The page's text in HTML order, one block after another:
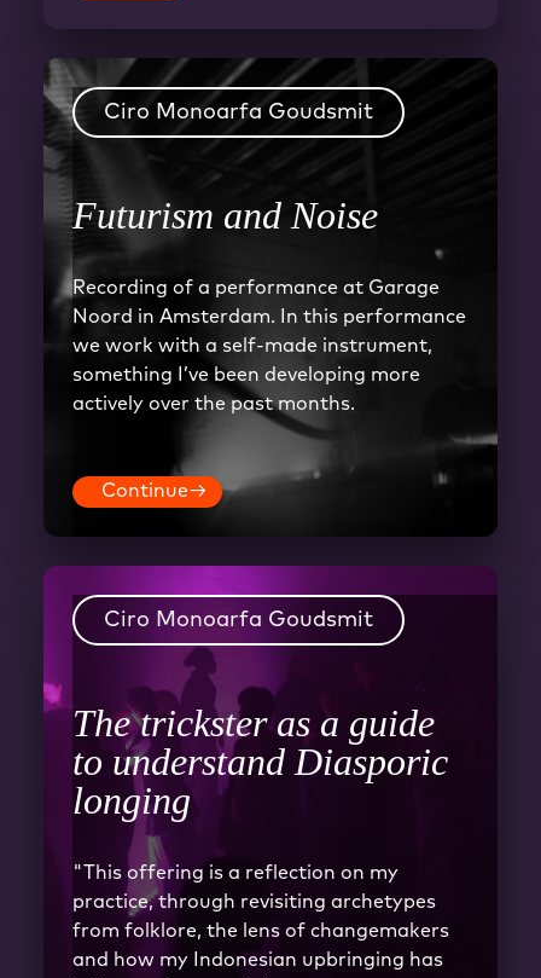
Ciro Monoarfa Goudsmit
Futurism and Noise
Recording of a performance at Garage
Noord in Amsterdam. In this performance
we work with a self-made instrument,
something I’ve been developing more
actively over the past months.
Continue→
Ciro Monoarfa Goudsmit
The trickster as a guide
to understand Diasporic
longing
"This offering is a reflection on my
practice, through revisiting archetypes
from folklore, the lens of changemakers
and how my Indonesian upbringing has